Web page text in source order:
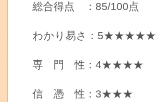
総合得点 ：85/100点
わかり易さ：5★★★★★
専 門 性：4★★★★
信 憑 性：3★★★